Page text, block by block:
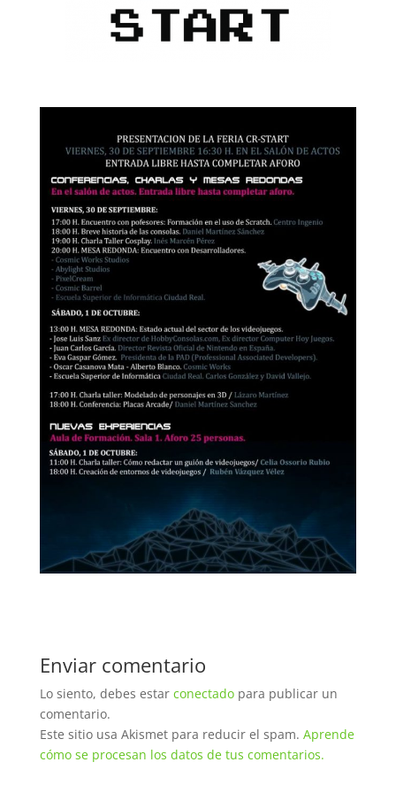
Enviar comentario
Lo siento, debes estar conectadopara publicar un
comentario.
Este sitio usa Akismet para reducir el spam. Aprende
cómo se procesan los datos de tus comentarios.